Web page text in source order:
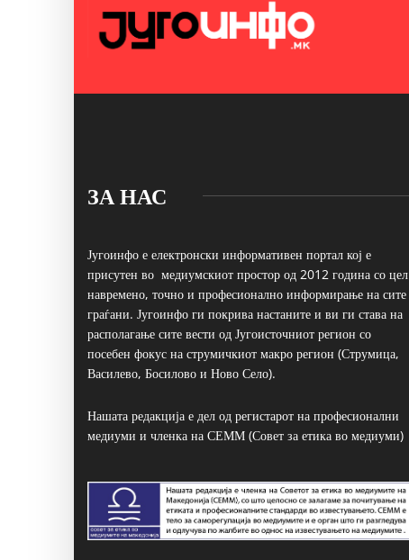
ЗА НАС
Југоинфо е електронски информативен портал кој е
присутен во медиумскиот простор од 2012 година со цел
навремено, точно и професионално информирање на сите
граѓани. Југоинфо ги покрива настаните и ви ги става на
располагање сите вести од Југоисточниот регион со
посебен фокус на струмичкиот макро регион (Струмица,
Василево, Босилово и Ново Село).
Нашата редакција е дел од регистарот на професионални
медиуми и членка на СЕММ (Совет за етика во медиуми)